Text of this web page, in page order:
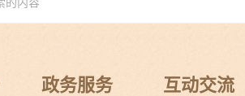
政务服务 互动交流